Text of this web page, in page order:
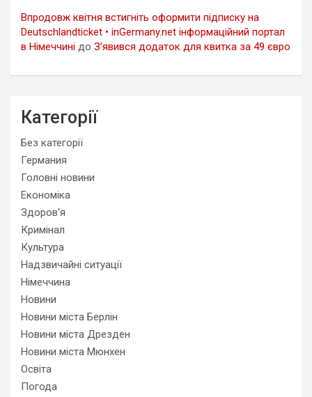
Впродовж квітня встигніть оформити підписку на
Deutschlandticket • inGermany.net інформаційний портал
в Німеччині до З’явився додаток для квитка за 49 євро
Категорії
Без категорії
Германия
Головні новини
Економіка
Здоров'я
Кримінал
Культура
Надзвичайні ситуації
Німеччина
Новини
Новини міста Берлін
Новини міста Дрезден
Новини міста Мюнхен
Освіта
Погода